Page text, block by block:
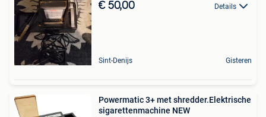
€ 50,00 Details
Sint-Denijs Gisteren
Powermatic 3+ met shredder.Elektrische
sigarettenmachine NEW